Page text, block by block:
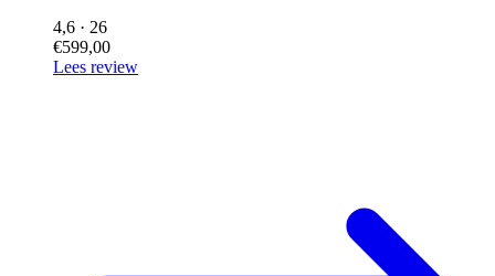
4,6 · 26
€599,00
Lees review